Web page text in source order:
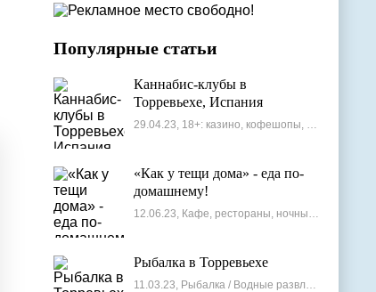
Популярные статьи
Каннабис-клубы в
Торревьехе, Испания
29.04.23, 18+: казино, кофешопы, стрип-бары
«Как у тещи дома» - еда по-
домашнему!
12.06.23, Кафе, рестораны, ночные клубы
Рыбалка в Торревьехе
11.03.23, Рыбалка / Водные развлечения